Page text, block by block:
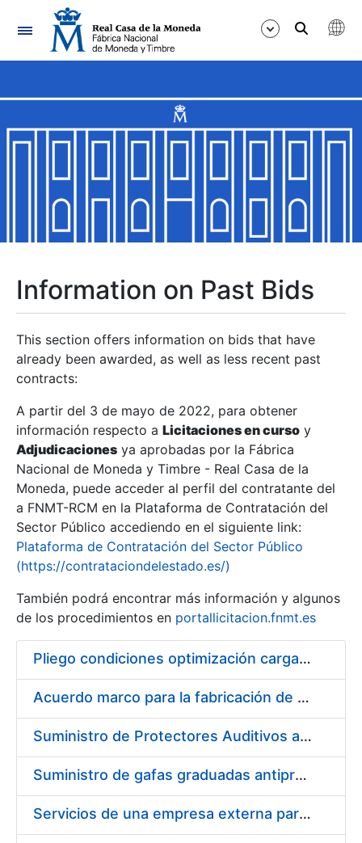
Navigation
Show/Hide
Show/Hide
Show/Hide
Show/Hide
Show/Hide
Show/Hide
Information on Past Bids
This section offers information on bids that have
already been awarded, as well as less recent past
contracts:
A partir del 3 de mayo de 2022, para obtener
información respecto a Licitaciones en curso y
Adjudicaciones ya aprobadas por la Fábrica
Nacional de Moneda y Timbre - Real Casa de la
Moneda, puede acceder al perfil del contratante del
a FNMT-RCM en la Plataforma de Contratación del
Sector Público accediendo en el siguiente link:
Plataforma de Contratación del Sector Público
(https://contrataciondelestado.es/)
También podrá encontrar más información y algunos
de los procedimientos en portallicitacion.fnmt.es
Pliego condiciones optimización cargas compras firmado
Acuerdo marco para la fabricación de piezas
Suministro de Protectores Auditivos a medida para las personas trabajadoras de los Centros de Trabajo de Madrid y Burgos
Suministro de gafas graduadas antiproyecciones para los trabajadores de la FNMT-RCM en los centros de trabajo de Madrid y Burgos
Servicios de una empresa externa para el asesoramiento y resolución de los recursos de alzada que se presentan relacionados con procesos de selección para la FNMT-RCM